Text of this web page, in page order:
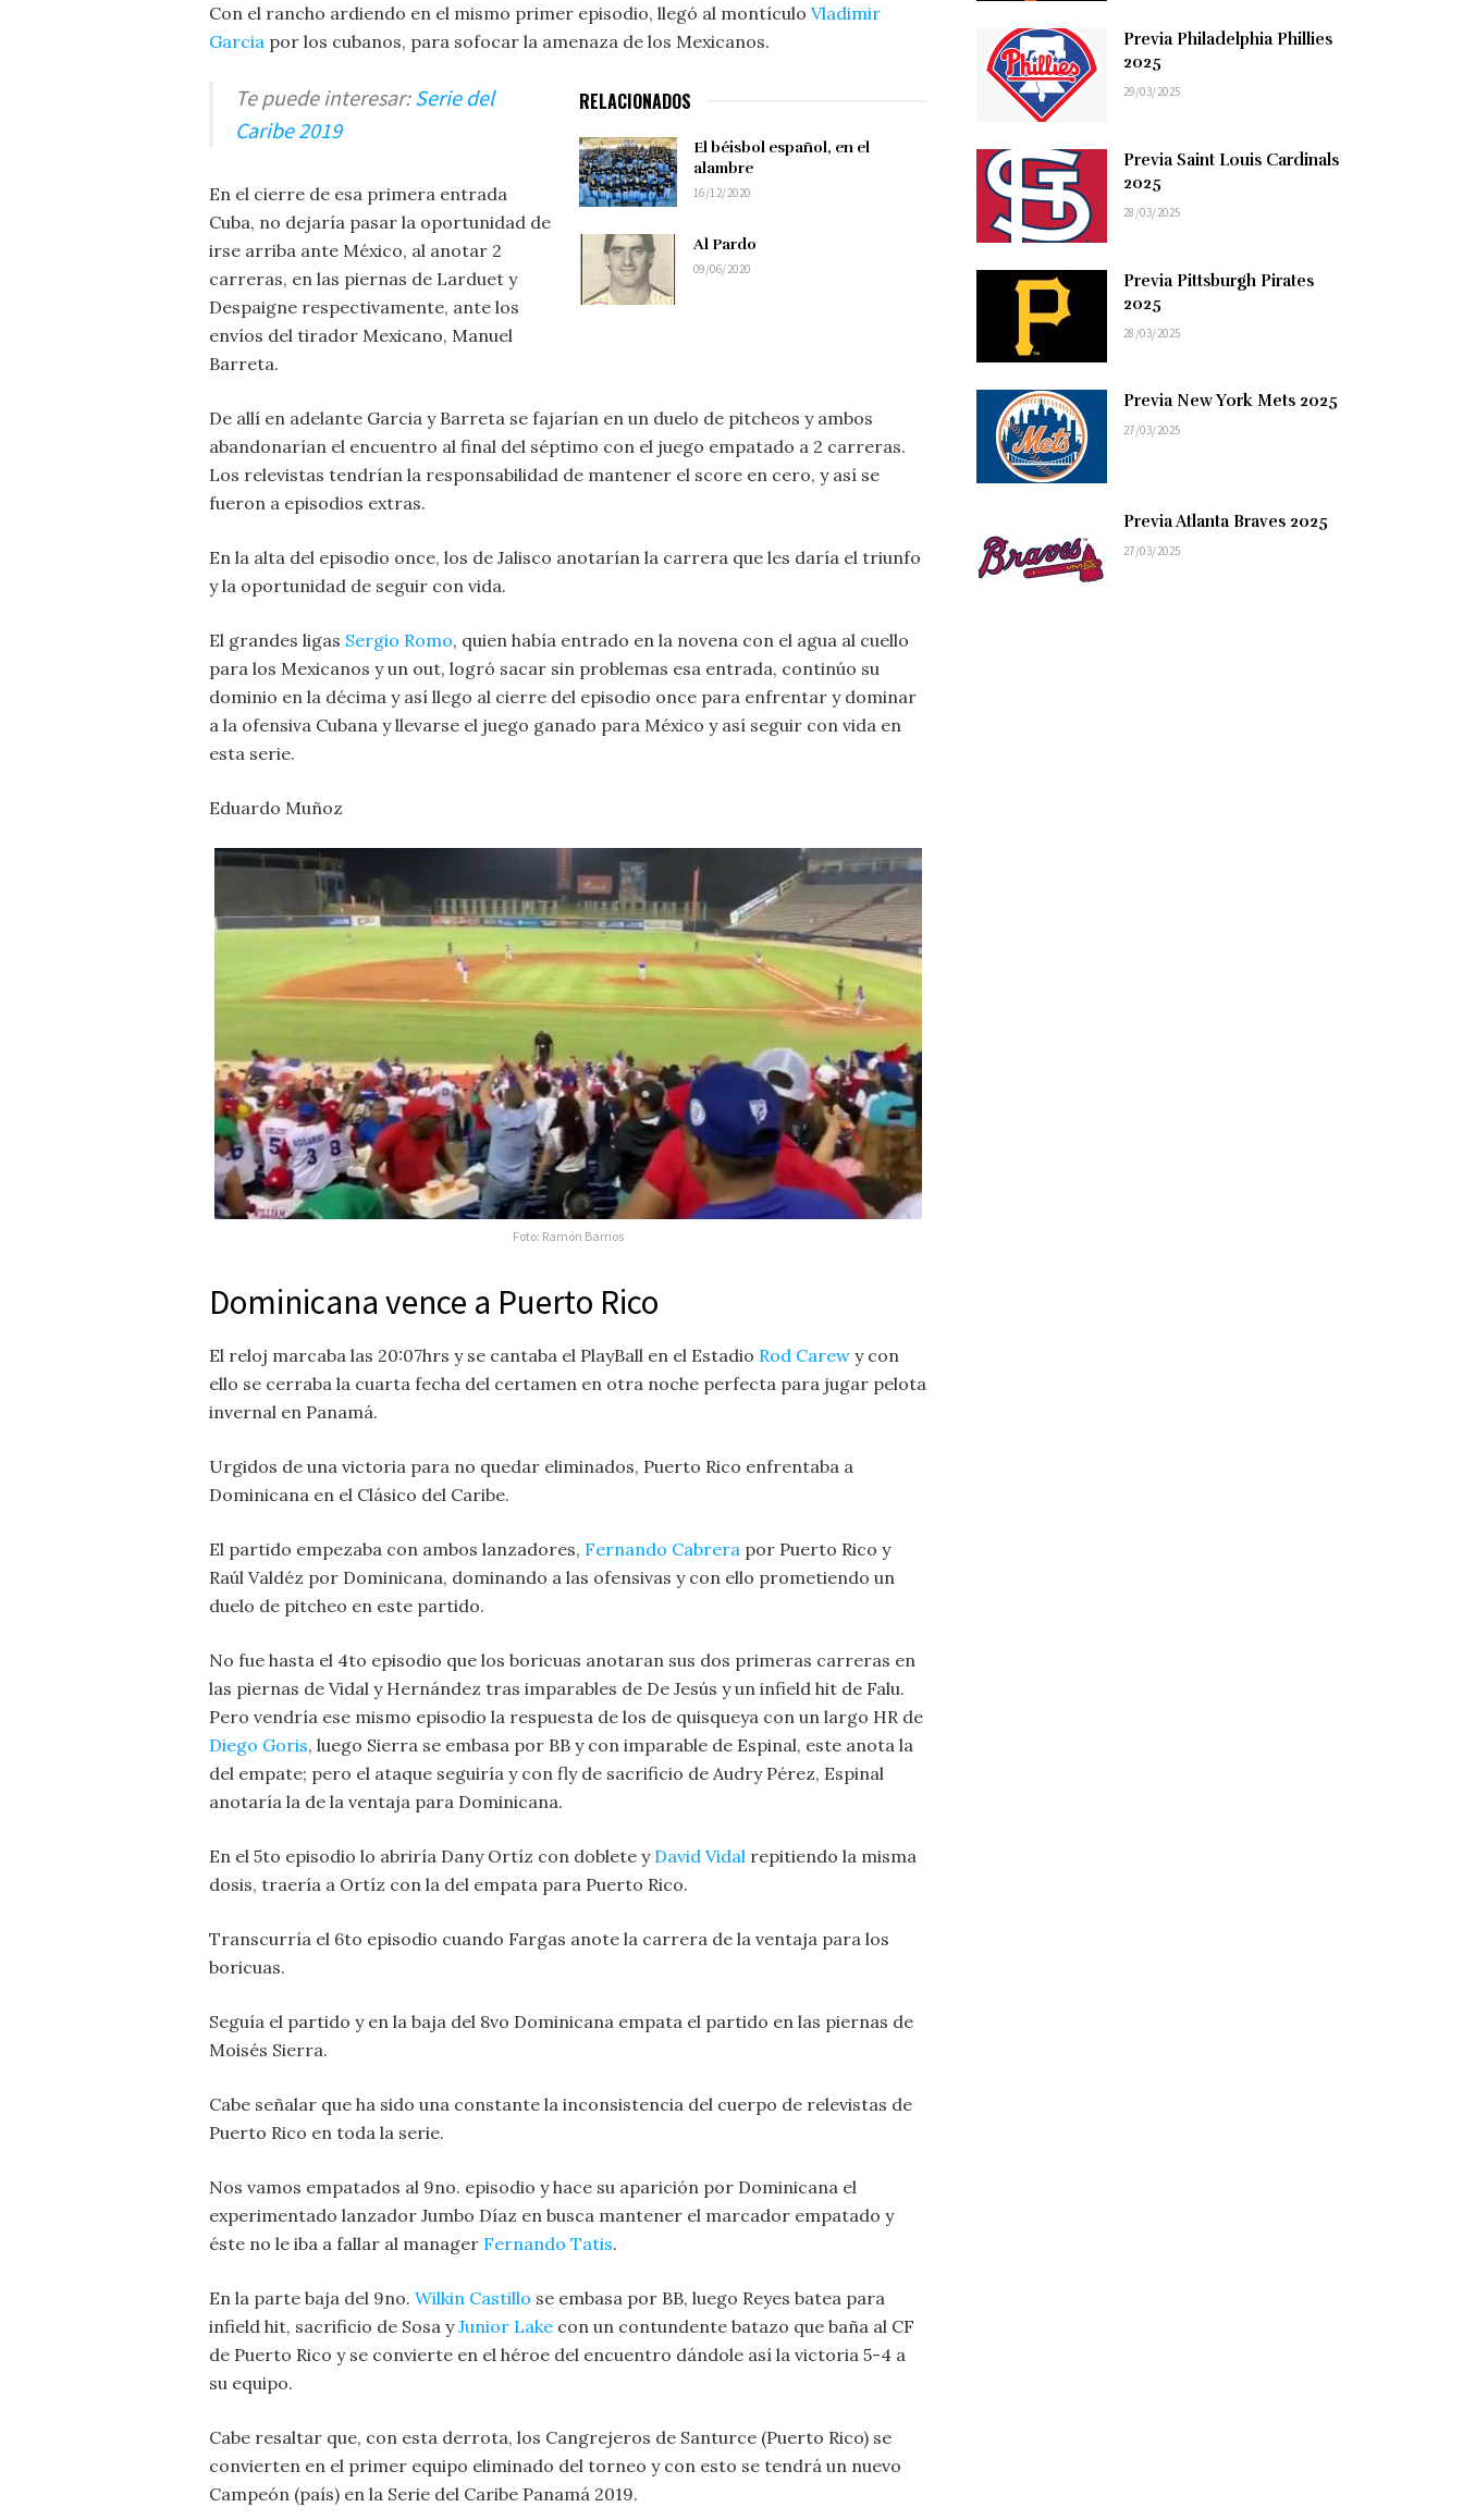
Con el rancho ardiendo en el mismo primer episodio, llegó al montículo Vladimir
Garcia por los cubanos, para sofocar la amenaza de los Mexicanos.
RELACIONADOS
El béisbol español, en el
alambre
16/12/2020
Al Pardo
09/06/2020
Te puede interesar:Serie del
Caribe 2019
En el cierre de esa primera entrada
Cuba, no dejaría pasar la oportunidad de
irse arriba ante México, al anotar 2
carreras, en las piernas de Larduet y
Despaigne respectivamente, ante los
envíos del tirador Mexicano, Manuel
Barreta.
De allí en adelante Garcia y Barreta se fajarían en un duelo de pitcheos y ambos
abandonarían el encuentro al final del séptimo con el juego empatado a 2 carreras.
Los relevistas tendrían la responsabilidad de mantener el score en cero, y así se
fueron a episodios extras.
En la alta del episodio once, los de Jalisco anotarían la carrera que les daría el triunfo
y la oportunidad de seguir con vida.
El grandes ligas Sergio Romo, quien había entrado en la novena con el agua al cuello
para los Mexicanos y un out, logró sacar sin problemas esa entrada, continúo su
dominio en la décima y así llego al cierre del episodio once para enfrentar y dominar
a la ofensiva Cubana y llevarse el juego ganado para México y así seguir con vida en
esta serie.
Eduardo Muñoz
Foto: Ramón Barrios
Dominicana vence a Puerto Rico
El reloj marcaba las 20:07hrs y se cantaba el PlayBall en el Estadio Rod Carew y con
ello se cerraba la cuarta fecha del certamen en otra noche perfecta para jugar pelota
invernal en Panamá.
Urgidos de una victoria para no quedar eliminados, Puerto Rico enfrentaba a
Dominicana en el Clásico del Caribe.
El partido empezaba con ambos lanzadores, Fernando Cabrera por Puerto Rico y
Raúl Valdéz por Dominicana, dominando a las ofensivas y con ello prometiendo un
duelo de pitcheo en este partido.
No fue hasta el 4to episodio que los boricuas anotaran sus dos primeras carreras en
las piernas de Vidal y Hernández tras imparables de De Jesús y un infield hit de Falu.
Pero vendría ese mismo episodio la respuesta de los de quisqueya con un largo HR de
Diego Goris, luego Sierra se embasa por BB y con imparable de Espinal, este anota la
del empate; pero el ataque seguiría y con fly de sacrificio de Audry Pérez, Espinal
anotaría la de la ventaja para Dominicana.
En el 5to episodio lo abriría Dany Ortíz con doblete y David Vidal repitiendo la misma
dosis, traería a Ortíz con la del empata para Puerto Rico.
Transcurría el 6to episodio cuando Fargas anote la carrera de la ventaja para los
boricuas.
Seguía el partido y en la baja del 8vo Dominicana empata el partido en las piernas de
Moisés Sierra.
Cabe señalar que ha sido una constante la inconsistencia del cuerpo de relevistas de
Puerto Rico en toda la serie.
Nos vamos empatados al 9no. episodio y hace su aparición por Dominicana el
experimentado lanzador Jumbo Díaz en busca mantener el marcador empatado y
éste no le iba a fallar al manager Fernando Tatis.
En la parte baja del 9no. Wilkin Castillo se embasa por BB, luego Reyes batea para
infield hit, sacrificio de Sosa yJunior Lake con un contundente batazo que baña al CF
de Puerto Rico y se convierte en el héroe del encuentro dándole así la victoria 5-4 a
su equipo.
Cabe resaltar que, con esta derrota, los Cangrejeros de Santurce (Puerto Rico) se
convierten en el primer equipo eliminado del torneo y con esto se tendrá un nuevo
Campeón (país) en la Serie del Caribe Panamá 2019.
Previa Philadelphia Phillies
2025
29/03/2025
Previa Saint Louis Cardinals
2025
28/03/2025
Previa Pittsburgh Pirates
2025
28/03/2025
Previa New York Mets 2025
27/03/2025
Previa Atlanta Braves 2025
27/03/2025